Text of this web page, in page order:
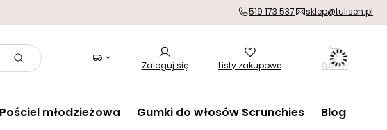
519 173 537 sklep@tulisen.pl
Zaloguj się Listy zakupowe 0,00 zł
Pościel młodzieżowa Gumki do włosów Scrunchies Blog